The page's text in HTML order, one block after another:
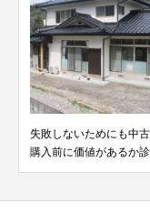
中古物件は
か診...
HOKUTO
った家』